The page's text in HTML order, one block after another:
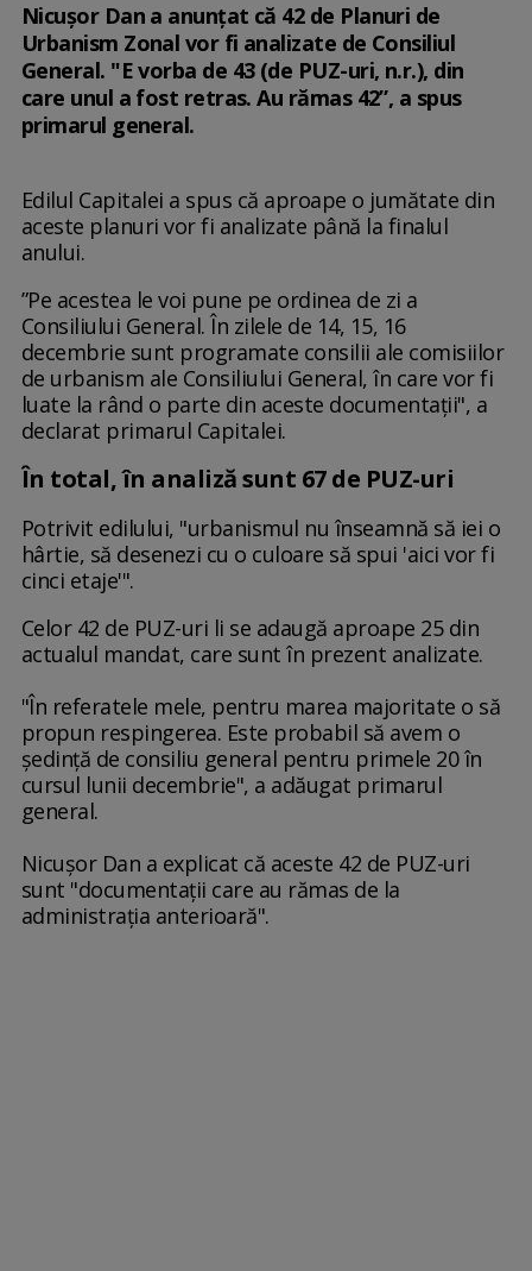
Nicuşor Dan a anunțat că 42 de Planuri de
Urbanism Zonal vor fi analizate de Consiliul
General. "E vorba de 43 (de PUZ-uri, n.r.), din
care unul a fost retras. Au rămas 42”, a spus
primarul general.
Edilul Capitalei a spus că aproape o jumătate din
aceste planuri vor fi analizate până la finalul
anului.
”Pe acestea le voi pune pe ordinea de zi a
Consiliului General. În zilele de 14, 15, 16
decembrie sunt programate consilii ale comisiilor
de urbanism ale Consiliului General, în care vor fi
luate la rând o parte din aceste documentaţii", a
declarat primarul Capitalei.
În total, în analiză sunt 67 de PUZ-uri
Potrivit edilului, "urbanismul nu înseamnă să iei o
hârtie, să desenezi cu o culoare să spui 'aici vor fi
cinci etaje'".
Celor 42 de PUZ-uri li se adaugă aproape 25 din
actualul mandat, care sunt în prezent analizate.
"În referatele mele, pentru marea majoritate o să
propun respingerea. Este probabil să avem o
şedinţă de consiliu general pentru primele 20 în
cursul lunii decembrie", a adăugat primarul
general.
Nicuşor Dan a explicat că aceste 42 de PUZ-uri
sunt "documentaţii care au rămas de la
administraţia anterioară".